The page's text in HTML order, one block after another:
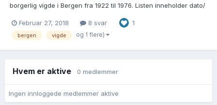
borgerlig vigde i Bergen fra 1922 til 1976. Listen inneholder dato/
korrekturlest og håper at noen av dere kan være med å hjelpe
oss. Jo flere som melder seg,...
Februar 27, 2018 8 svar 1
bergen vigde og 1 flere)
Hvem er aktive 0 medlemmer
Ingen innloggede medlemmer aktive